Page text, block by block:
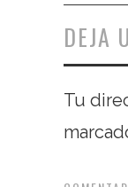
DEJA
Tu